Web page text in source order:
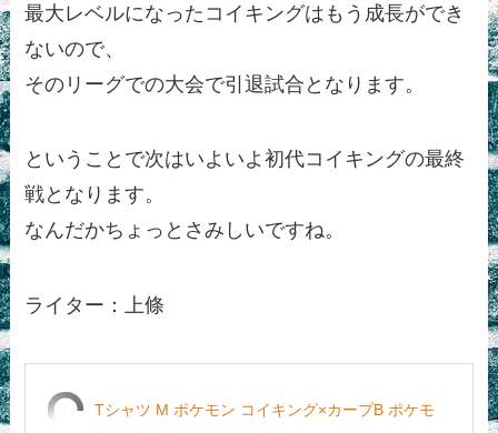
最大レベルになったコイキングはもう成長ができ
ないので、
そのリーグでの大会で引退試合となります。
ということで次はいよいよ初代コイキングの最終
戦となります。
なんだかちょっとさみしいですね。
ライター：上條
Tシャツ M ポケモン コイキング×カープB ポケモ